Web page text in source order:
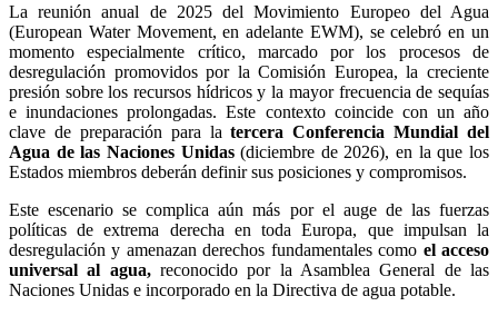
La reunión anual de 2025 del Movimiento Europeo del Agua
(European Water Movement, en adelante EWM), se celebró en un
momento especialmente crítico, marcado por los procesos de
desregulación promovidos por la Comisión Europea, la creciente
presión sobre los recursos hídricos y la mayor frecuencia de sequías
e inundaciones prolongadas. Este contexto coincide con un año
clave de preparación para latercera Conferencia Mundial del
Agua de las Naciones Unidas(diciembre de 2026), en la que los
Estados miembros deberán definir sus posiciones y compromisos.
Este escenario se complica aún más por el auge de las fuerzas
políticas de extrema derecha en toda Europa, que impulsan la
desregulación y amenazan derechos fundamentales como el acceso
universal al agua,reconocido por la Asamblea General de las
Naciones Unidas e incorporado en la Directiva de agua potable.